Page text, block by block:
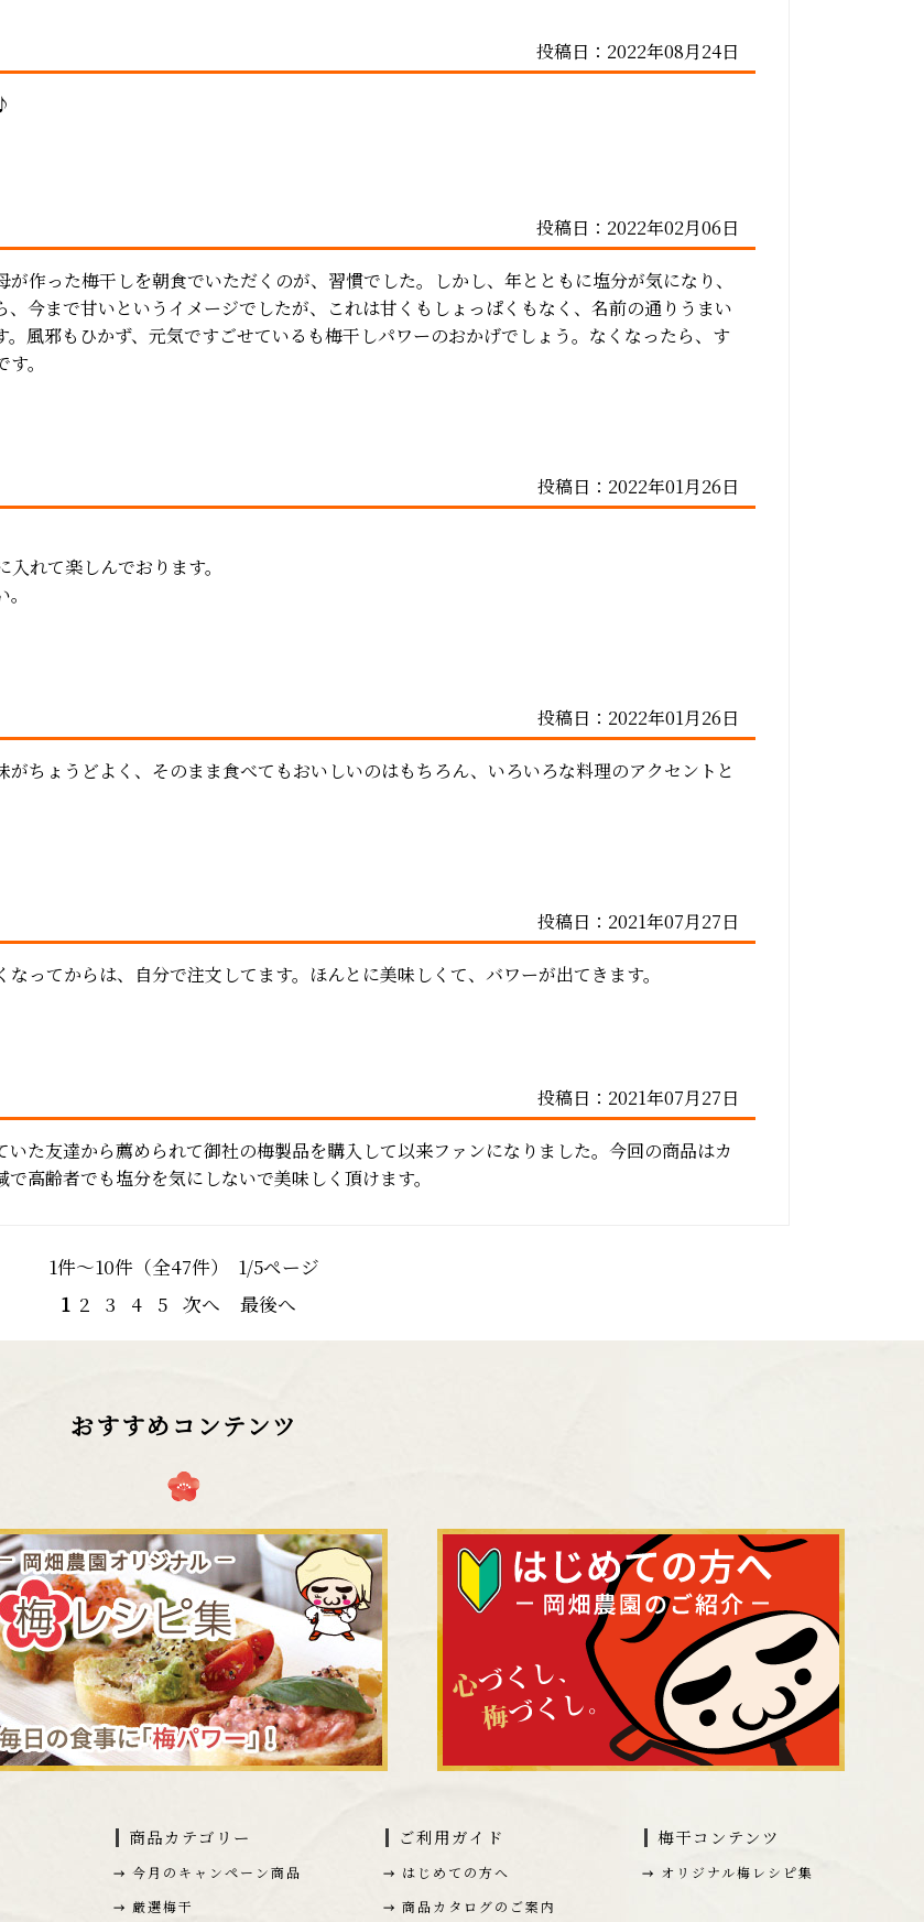
投稿日：2022年08月24日
投稿日：2022年02月06日
作った梅干しを朝食でいただくのが、習慣でした。しかし、年とともに塩分が気になり、
今まで甘いというイメージでしたが、これは甘くもしょっぱくもなく、名前の通りうまい
風邪もひかず、元気ですごせているも梅干しパワーのおかげでしょう。なくなったら、す
。
投稿日：2022年01月26日
れて楽しんでおります。
投稿日：2022年01月26日
ちょうどよく、そのまま食べてもおいしいのはもちろん、いろいろな料理のアクセントと
投稿日：2021年07月27日
ってからは、自分で注文してます。ほんとに美味しくて、バワーが出てきます。
投稿日：2021年07月27日
た友達から薦められて御社の梅製品を購入して以来ファンになりました。今回の商品はカ
高齢者でも塩分を気にしないで美味しく頂けます。
1件～10件（全47件） 1/5ページ
1 2 3 4 5 次へ 最後へ
おすすめコンテンツ
商品カテゴリー
今月のキャンペーン商品
厳選梅干
ご利用ガイド
はじめての方へ
商品カタログのご案内
梅干コンテンツ
オリジナル梅レシピ集